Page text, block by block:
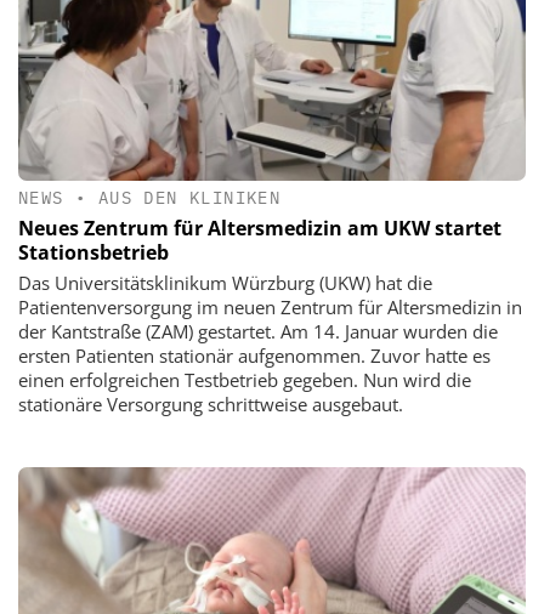
NEWS • AUS DEN KLINIKEN
Neues Zentrum für Altersmedizin am UKW startet
Stationsbetrieb
Das Universitätsklinikum Würzburg (UKW) hat die
Patientenversorgung im neuen Zentrum für Altersmedizin in
der Kantstraße (ZAM) gestartet. Am 14. Januar wurden die
ersten Patienten stationär aufgenommen. Zuvor hatte es
einen erfolgreichen Testbetrieb gegeben. Nun wird die
stationäre Versorgung schrittweise ausgebaut.